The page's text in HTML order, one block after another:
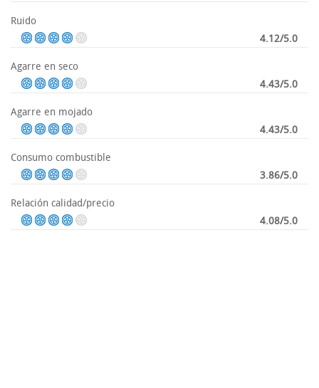
Ruido
4.12/5.0
Agarre en seco
4.43/5.0
Agarre en mojado
4.43/5.0
Consumo combustible
3.86/5.0
Relación calidad/precio
4.08/5.0